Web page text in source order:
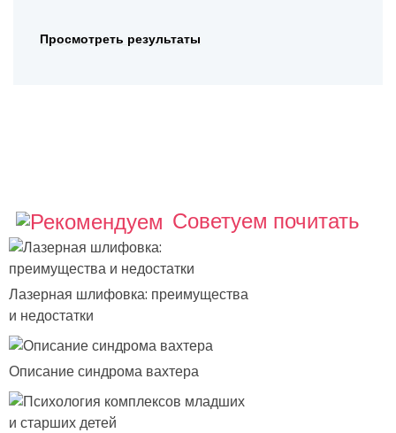
Просмотреть результаты
Советуем почитать
Лазерная шлифовка: преимущества
и недостатки
Описание синдрома вахтера